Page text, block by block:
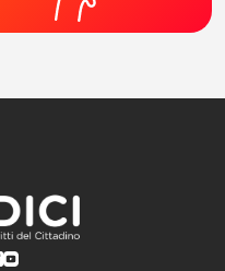
in a new tab)
in a new tab)
in a new tab)
(opens in a new tab)
(opens in a new tab)